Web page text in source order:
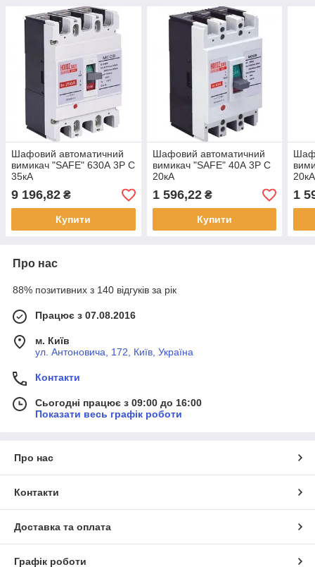
Шафовий автоматичний
вимикач "SAFE" 630А 3P С
35кА
9 196,82 ₴
Купити
Шафовий автоматичний
вимикач "SAFE" 40А 3P С
20кА
1 596,22₴
Купити
20кА
1
Про нас
88% позитивних з 140 відгуків за рік
Працює з 07.08.2016
м. Київ
ул. Антоновича, 172, Київ, Україна
Контакти
Сьогодні працює з 09:00 до 16:00
Показати весь графік роботи
Про нас
Контакти
Доставка та оплата
Графік роботи